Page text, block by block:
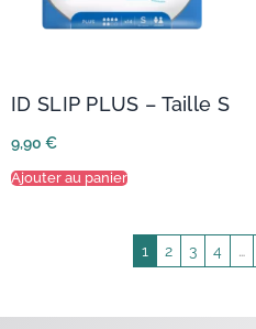
ID SLIP PLUS – Taille S
9,90 €
Ajouter au panier
1 2 3 4 …